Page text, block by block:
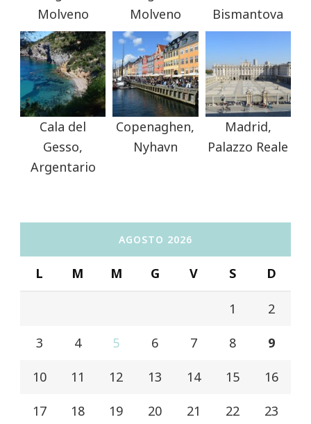
Molveno
Molveno
Bismantova
Cala del
Gesso,
Argentario
Copenaghen,
Nyhavn
Madrid,
Palazzo Reale
AGOSTO 2026
L M M G V S D
1 2
3 4 5 6 7 8 9
10 11 12 13 14 15 16
17 18 19 20 21 22 23